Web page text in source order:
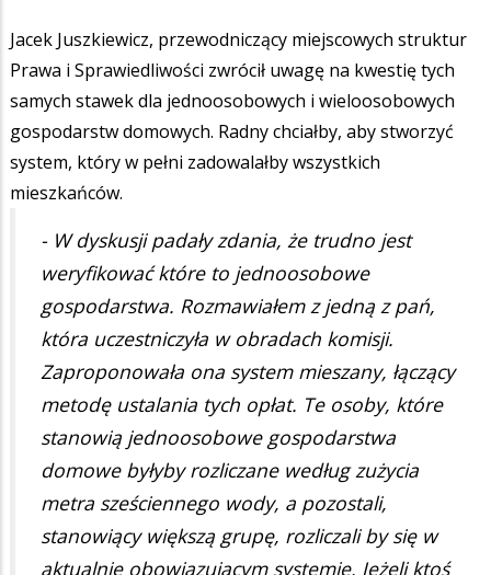
Jacek Juszkiewicz, przewodniczący miejscowych struktur
Prawa i Sprawiedliwości zwrócił uwagę na kwestię tych
samych stawek dla jednoosobowych i wieloosobowych
gospodarstw domowych. Radny chciałby, aby stworzyć
system, który w pełni zadowalałby wszystkich
mieszkańców.
- W dyskusji padały zdania, że trudno jest
weryfikować które to jednoosobowe
gospodarstwa. Rozmawiałem z jedną z pań,
która uczestniczyła w obradach komisji.
Zaproponowała ona system mieszany, łączący
metodę ustalania tych opłat. Te osoby, które
stanowią jednoosobowe gospodarstwa
domowe byłyby rozliczane według zużycia
metra sześciennego wody, a pozostali,
stanowiący większą grupę, rozliczali by się w
aktualnie obowiązującym systemie. Jeżeli ktoś